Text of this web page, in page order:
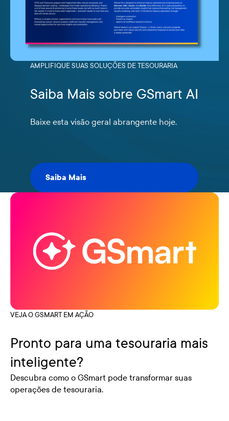
AMPLIFIQUE SUAS SOLUÇÕES DE TESOURARIA
Saiba Mais sobre GSmart AI
Baixe esta visão geral abrangente hoje.
Saiba Mais
Saiba Mais
VEJA O GSMART EM AÇÃO
Pronto para uma tesouraria mais
inteligente?
Descubra como o GSmart pode transformar suas
operações de tesouraria.